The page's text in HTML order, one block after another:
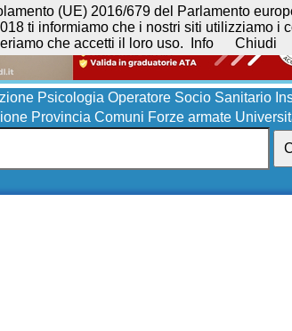
Psicologia Operatore Socio Sanitario
Provincia Comuni Forze armate
(UE) 2016/679 del Parlamento
ti informiamo che i nostri siti utilizziamo i
che accetti il loro uso.
Info Chiudi